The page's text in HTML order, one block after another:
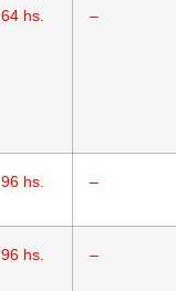
64 hs. –
96 hs. –
96 hs. –